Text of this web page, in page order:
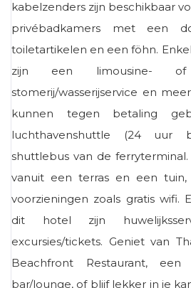
kabelzenders zijn beschikbaar
privébadkamers met een
toiletartikelen en een föhn.
zijn een limousine- of
stomerij/wasserijservice en
kunnen tegen betaling
luchthavenshuttle (24 uur
shuttlebus van de
vanuit een terras en een
voorzieningen zoals gratis wifi.
dit hotel zijn
excursies/tickets. Geniet van
Beachfront Restaurant,
bar/lounge, of blijf lekker in je